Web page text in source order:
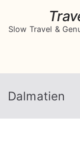
springen
Slow Travel &
Dalmatien